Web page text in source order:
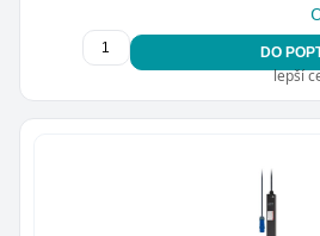
DO
lepší